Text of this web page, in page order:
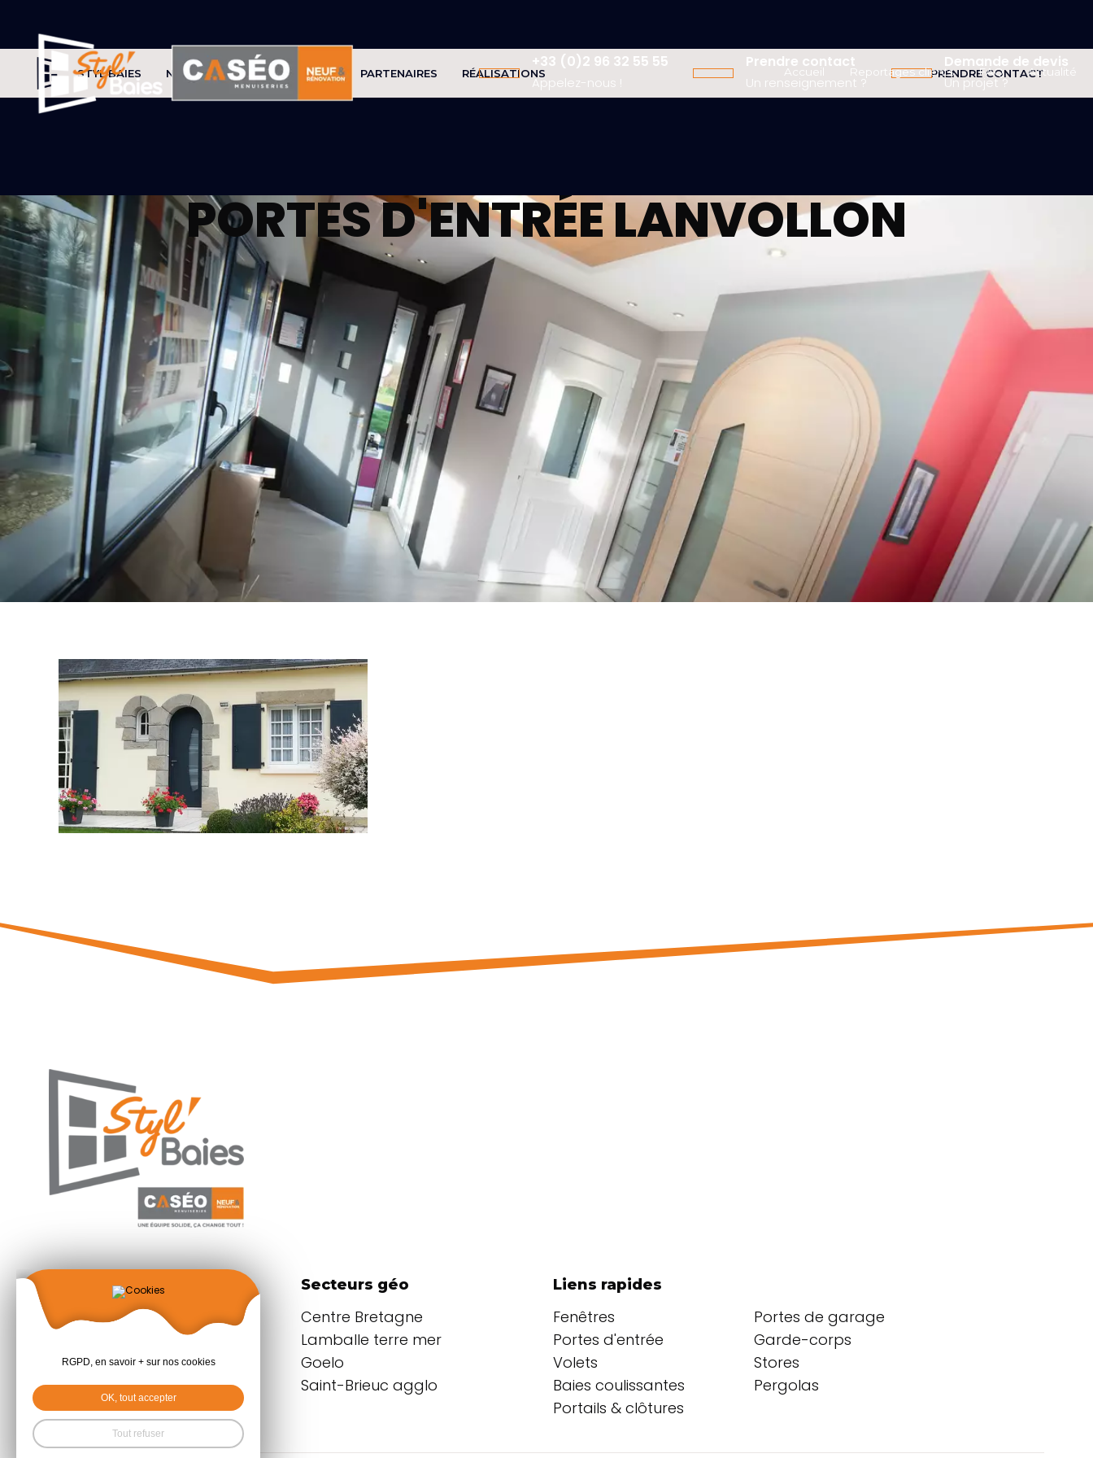
+33 (0)2 96 32 55 55
Appelez-nous !
Prendre contact
Un renseignement ?
Demande de devis
Un projet ?
Accueil Reportages clients FAQ Actualité
STYL'BAIES NOS PRODUITS CONSEILS PARTENAIRES RÉALISATIONS PRENDRE CONTACT
PORTES D'ENTRÉELANVOLLON
Coordonnées
Parc d'activités
du Grand Plessis
22940 PLAINTEL
+33 (0)2 96 32 55 55
Secteurs géo
Centre Bretagne
Lamballe terre mer
Goelo
Saint-Brieuc agglo
Liens rapides
Fenêtres
Portes d'entrée
Volets
Baies coulissantes
Portails & clôtures
Portes de garage
Garde-corps
Stores
Pergolas
RGPD, en savoir + sur nos cookies
OK, tout accepter
Tout refuser